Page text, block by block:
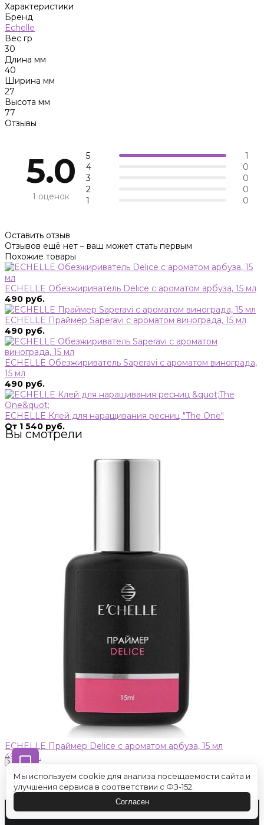
Характеристики
Бренд
Echelle
Вес гр
30
Длина мм
40
Ширина мм
27
Высота мм
77
Отзывы
5.0
1 оценок
5
1
4
0
3
0
2
0
1
0
Оставить отзыв
Отзывов ещё нет – ваш может стать первым
Похожие товары
ECHELLE Обезжириватель Delice с ароматом арбуза, 15 мл
490 руб.
ECHELLE Праймер Saperavi с ароматом винограда, 15 мл
490 руб.
ECHELLE Обезжириватель Saperavi с ароматом винограда,
15 мл
490 руб.
ECHELLE Клей для наращивания ресниц "The One"
От 1 540 руб.
Вы смотрели
ECHELLE Праймер Delice с ароматом арбуза, 15 мл
490 руб.
Мы используем cookie для анализа посещаемости сайта и
улучшения сервиса в соответствии с ФЗ-152.
Согласен